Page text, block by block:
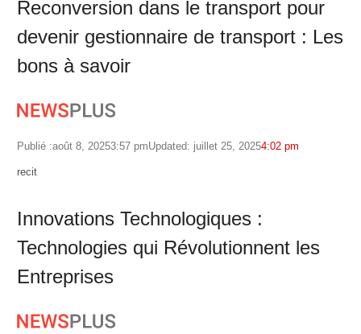
Reconversion dans le transport pour
devenir gestionnaire de transport : Les
bons à savoir
Publié :août 8, 20253:57 pmUpdated: juillet 25, 20254:02 pm
Author
recit
Innovations Technologiques :
Technologies qui Révolutionnent les
Entreprises